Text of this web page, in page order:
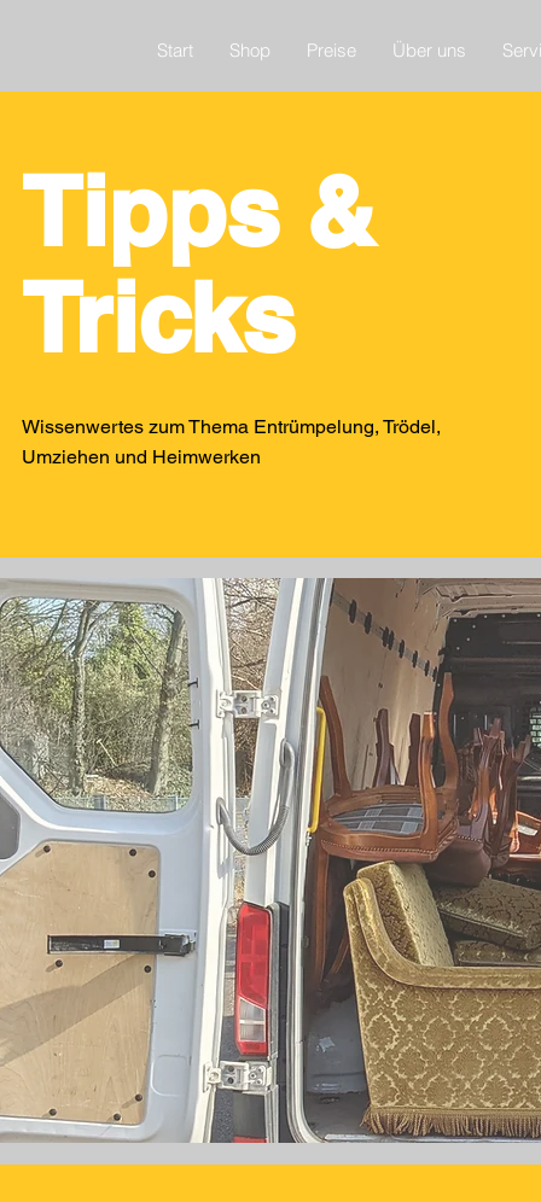
Start Shop Preise Über uns
Tipps &
Tricks
Wissenwertes zum Thema Entrümpelung, Trödel,
Umziehen und Heimwerken